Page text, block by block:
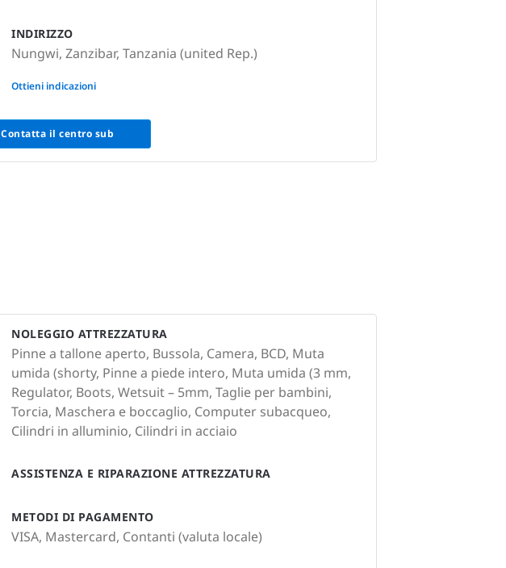
INDIRIZZO
Nungwi, Zanzibar, Tanzania (united Rep.)
None
Ottieni indicazioni
Contatta il centro sub
NOLEGGIO ATTREZZATURA
Pinne a tallone aperto, Bussola, Camera, BCD, Muta
umida (shorty, Pinne a piede intero, Muta umida (3 mm,
Regulator, Boots, Wetsuit – 5mm, Taglie per bambini,
Torcia, Maschera e boccaglio, Computer subacqueo,
Cilindri in alluminio, Cilindri in acciaio
ASSISTENZA E RIPARAZIONE ATTREZZATURA
METODI DI PAGAMENTO
VISA, Mastercard, Contanti (valuta locale)